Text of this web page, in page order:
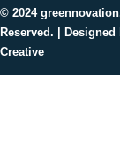
© 2024 greennovation
Reserved. | Designed
Creative